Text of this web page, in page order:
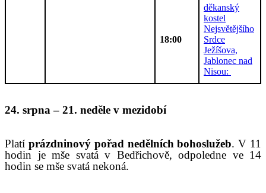
18:00
děkanský
kostel
Nejsvětějšího
Srdce
Ježíšova,
Jablonec nad
Nisou:
24. srpna– 21. neděle v mezidobí
Platí prázdninový pořad nedělních bohoslužeb.V 11
hodin jemše svatáv Bedřichově, odpoledne ve 14
hodin se mše svatá nekoná.